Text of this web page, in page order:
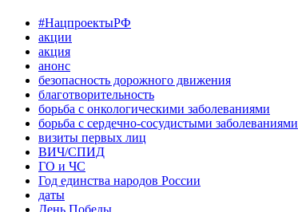
#НацпроектыРФ
акции
акция
анонс
безопасность дорожного движения
благотворительность
борьба с онкологическими заболеваниями
борьба с сердечно-сосудистыми заболеваниями
визиты первых лиц
ВИЧ/СПИД
ГО и ЧС
Год единства народов России
даты
День Победы